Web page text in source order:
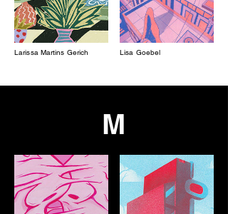
Larissa Martins Gerich Lisa Goebel
M